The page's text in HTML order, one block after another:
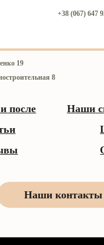
+38 (067) 647
19
8
после
Наши
Наши контакты